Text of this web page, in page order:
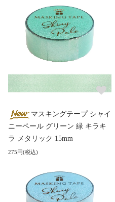
マスキングテープ シャイ
ニーペール グリーン 緑 キラキ
ラ メタリック 15mm
275円(税込)